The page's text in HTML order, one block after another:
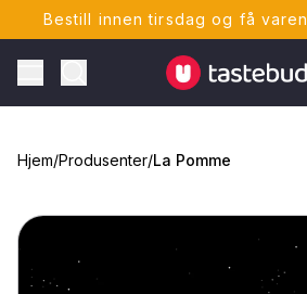
Bestill innen tirsdag og få
Toggle Menu
Tastebuds -
Hjem/Produsenter/La Pomme